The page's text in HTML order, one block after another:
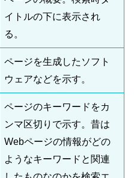
イトルの下に表示され
る。
ページを生成したソフト
ウェアなどを示す。
ページのキーワードをカ
ンマ区切りで示す。昔は
Webページの情報がどの
ようなキーワードと関連